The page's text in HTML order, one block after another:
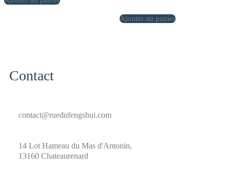
Ajouter au panier
Contact
contact@ruedufengshui.com
14 Lot Hameau du Mas d'Antonin,
13160 Chateaurenard